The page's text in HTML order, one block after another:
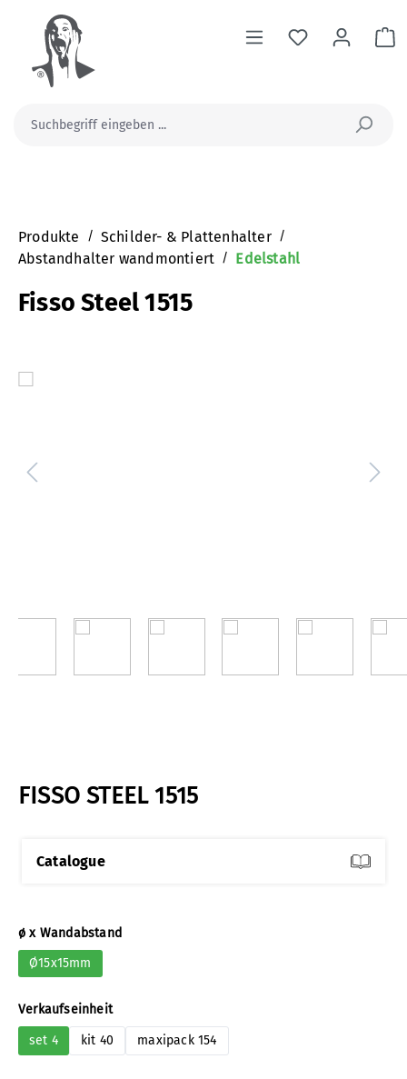
springen
Produkte / Schilder- & Plattenhalter /
Abstandhalter wandmontiert / Edelstahl
Fisso Steel 1515
FISSO STEEL 1515
Catalogue
ø x Wandabstandauswählen
Ø15x15mm
Verkaufseinheitauswählen
set 4 kit 40 maxipack 154